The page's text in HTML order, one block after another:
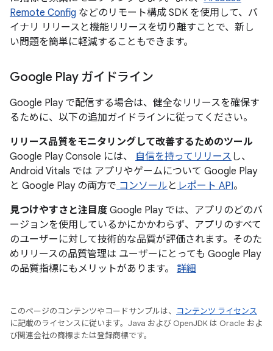
Remote Config などのリモート構成 SDK を使用して、バ
イナリ リリースと機能リリースを切り離すことで、新し
い問題を簡単に軽減することもできます。
Google Play ガイドライン
Google Play で配信する場合は、健全なリリースを確保す
るために、以下の追加ガイドラインに従ってください。
リリース品質をモニタリングして改善するためのツール
Google Play Console には、 自信を持ってリリース し、
Android Vitals では アプリやゲームについて Google Play
と Google Play の両方で コンソール と レポート API。
見つけやすさと注目度 Google Play では、アプリのどのバ
ージョンを使用しているかにかかわらず、アプリのすべて
のユーザーに対して技術的な品質が評価されます。そのた
めリリースの品質管理は ユーザーにとっても Google Play
の品質指標にもメリットがあります。 詳細
このページのコンテンツやコードサンプルは、
コンテンツ ライセンス
に記載のライセンスに従います。Java および OpenJDK は Oracle およ
び関連会社の商標または登録商標です。